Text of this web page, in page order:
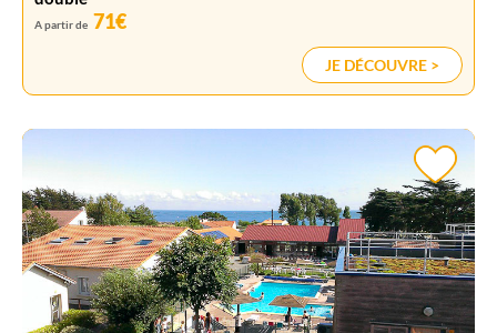
A partir de 71€
JE DÉCOUVRE >